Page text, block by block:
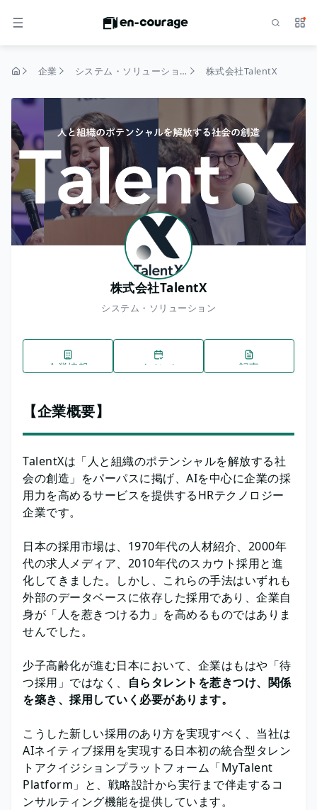
メニュー サ
企業 システム・ソリューション 株式会社TalentX
株式会社TalentX
システム・ソリューション
企業情報 イベント 記事
【企業概要】
TalentXは「人と組織のポテンシャルを解放する社
会の創造」をパーパスに掲げ、AIを中心に企業の採
用力を高めるサービスを提供するHRテクノロジー
企業です。
日本の採用市場は、1970年代の人材紹介、2000年
代の求人メディア、2010年代のスカウト採用と進
化してきました。しかし、これらの手法はいずれも
外部のデータベースに依存した採用であり、企業自
身が「人を惹きつける力」を高めるものではありま
せんでした。
少子高齢化が進む日本において、企業はもはや「待
つ採用」ではなく、
自らタレントを惹きつけ、関係
を築き、採用していく必要があります。
こうした新しい採用のあり方を実現すべく、当社は
AIネイティブ採用を実現する日本初の統合型タレン
トアクイジションプラットフォーム「MyTalent
Platform」と、戦略設計から実行まで伴走するコ
ンサルティング機能を提供しています。